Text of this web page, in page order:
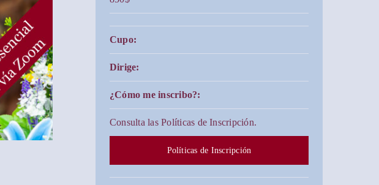
Cupo:
Dirige:
¿Cómo me inscribo?:
Consulta las Políticas de Inscripción.
Políticas de Inscripción